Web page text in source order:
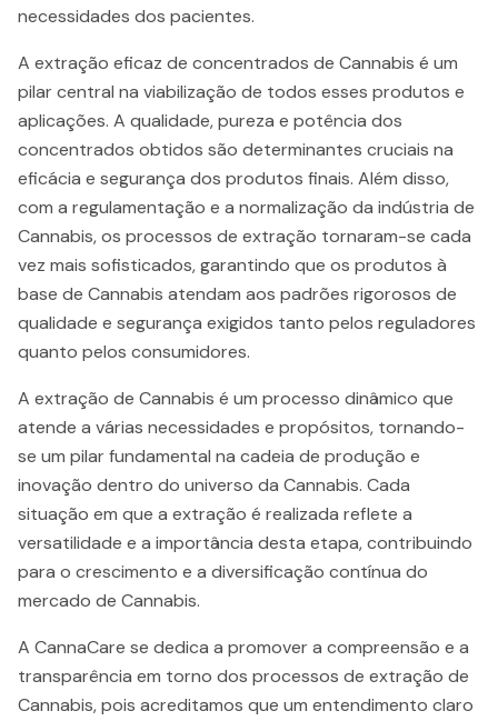
necessidades dos pacientes.
A extração eficaz de concentrados de Cannabis é um
pilar central na viabilização de todos esses produtos e
aplicações. A qualidade, pureza e potência dos
concentrados obtidos são determinantes cruciais na
eficácia e segurança dos produtos finais. Além disso,
com a regulamentação e a normalização da indústria de
Cannabis, os processos de extração tornaram-se cada
vez mais sofisticados, garantindo que os produtos à
base de Cannabis atendam aos padrões rigorosos de
qualidade e segurança exigidos tanto pelos reguladores
quanto pelos consumidores.
A extração de Cannabis é um processo dinâmico que
atende a várias necessidades e propósitos, tornando-
se um pilar fundamental na cadeia de produção e
inovação dentro do universo da Cannabis. Cada
situação em que a extração é realizada reflete a
versatilidade e a importância desta etapa, contribuindo
para o crescimento e a diversificação contínua do
mercado de Cannabis.
A CannaCare se dedica a promover a compreensão e a
transparência em torno dos processos de extração de
Cannabis, pois acreditamos que um entendimento claro